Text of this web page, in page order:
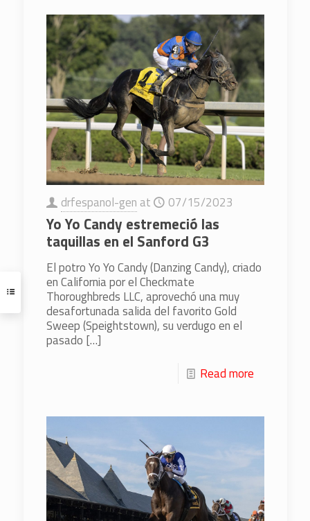
drfespanol-gen at 07/15/2023
Yo Yo Candy estremeció las
taquillas en el Sanford G3
El potro Yo Yo Candy (Danzing Candy), criado
en California por el Checkmate
Thoroughbreds LLC, aprovechó una muy
desafortunada salida del favorito Gold
Sweep (Speightstown), su verdugo en el
pasado […]
Read more